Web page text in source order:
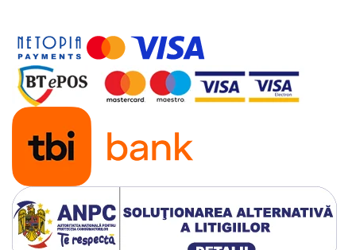
OUTLET
Pompe de caldura